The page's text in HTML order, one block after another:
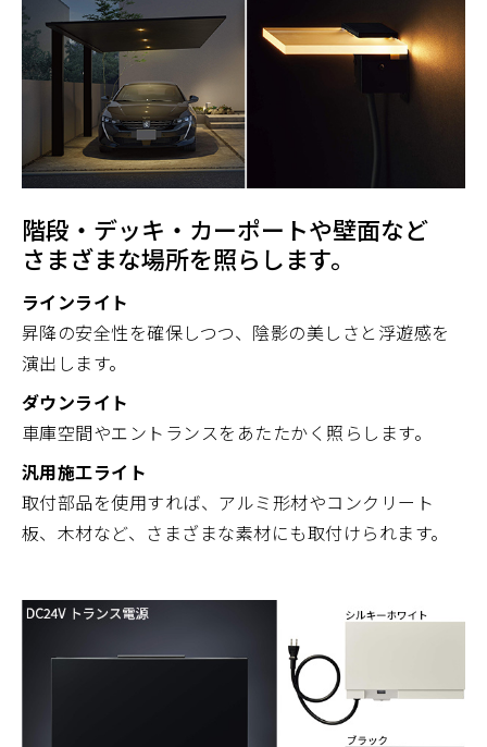
階段・デッキ・カーポートや壁面など
さまざまな場所を照らします。
ラインライト
昇降の安全性を確保しつつ、陰影の美しさと浮遊感を
演出します。
ダウンライト
車庫空間やエントランスをあたたかく照らします。
汎用施工ライト
取付部品を使用すれば、アルミ形材やコンクリート
板、木材など、さまざまな素材にも取付けられます。